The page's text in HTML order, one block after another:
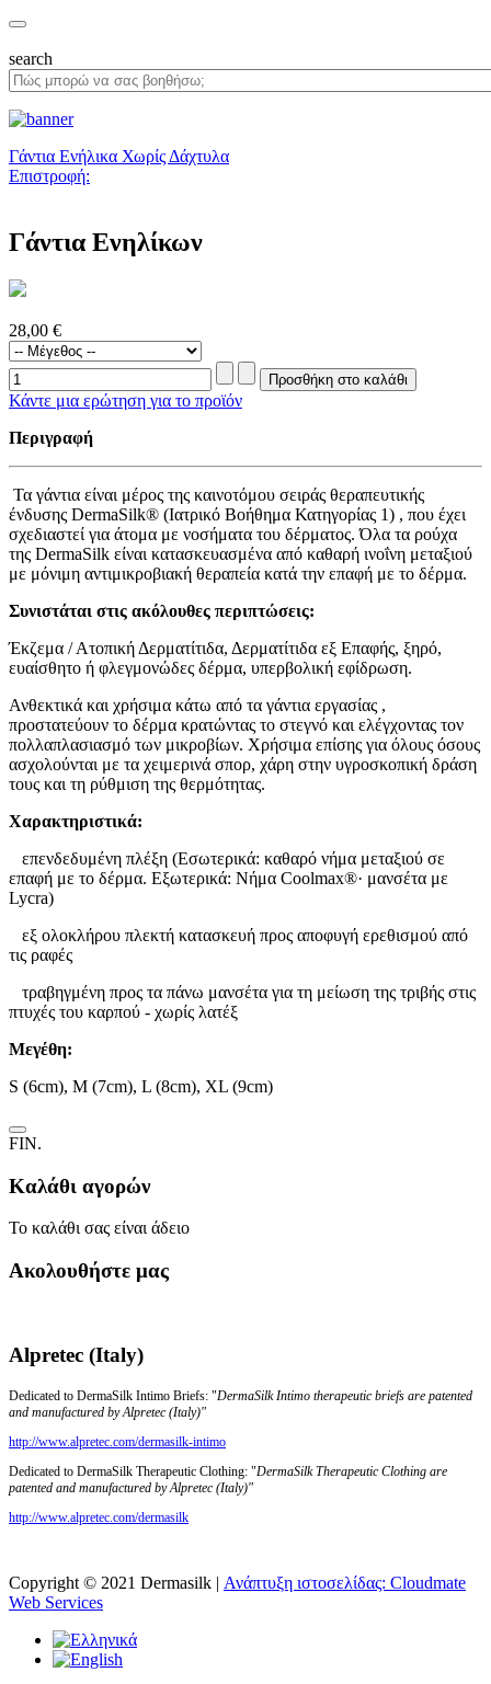
search
Γάντια Ενήλικα Χωρίς Δάχτυλα
Επιστροφή:
Γάντια Ενηλίκων
28,00 €
Κάντε μια ερώτηση για το προϊόν
Περιγραφή
Τα γάντια είναι μέρος της καινοτόμου σειράς θεραπευτικής
ένδυσης DermaSilk® (Ιατρικό Βοήθημα Κατηγορίας 1) , που έχει
σχεδιαστεί για άτομα με νοσήματα του δέρματος. Όλα τα ρούχα
της DermaSilk είναι κατασκευασμένα από καθαρή ινοΐνη μεταξιού
με μόνιμη αντιμικροβιακή θεραπεία κατά την επαφή με το δέρμα.
Συνιστάται στις ακόλουθες περιπτώσεις:
Έκζεμα / Ατοπική Δερματίτιδα, Δερματίτιδα εξ Επαφής, ξηρό,
ευαίσθητο ή φλεγμονώδες δέρμα, υπερβολική εφίδρωση.
Ανθεκτικά και χρήσιμα κάτω από τα γάντια εργασίας ,
προστατεύουν το δέρμα κρατώντας το στεγνό και ελέγχοντας τον
πολλαπλασιασμό των μικροβίων. Χρήσιμα επίσης για όλους όσους
ασχολούνται με τα χειμερινά σπορ, χάρη στην υγροσκοπική δράση
τους και τη ρύθμιση της θερμότητας.
Χαρακτηριστικά:
επενδεδυμένη πλέξη (Εσωτερικά: καθαρό νήμα μεταξιού σε
επαφή με το δέρμα. Εξωτερικά: Νήμα Coolmax®· μανσέτα με
Lycra)
εξ ολοκλήρου πλεκτή κατασκευή προς αποφυγή ερεθισμού από
τις ραφές
τραβηγμένη προς τα πάνω μανσέτα για τη μείωση της τριβής στις
πτυχές του καρπού - χωρίς λατέξ
Μεγέθη:
S (6cm), M (7cm), L (8cm), XL (9cm)
FIN.
Καλάθι αγορών
Το καλάθι σας είναι άδειο
Ακολουθήστε μας
Alpretec (Italy)
Dedicated to DermaSilk Intimo Briefs: "DermaSilk Intimo therapeutic briefs are patented
and manufactured by Alpretec (Italy)"
http://www.alpretec.com/dermasilk-intimo
Dedicated to DermaSilk Therapeutic Clothing: "DermaSilk Therapeutic Clothing are
patented and manufactured by Alpretec (Italy)"
http://www.alpretec.com/dermasilk
Copyright © 2021 Dermasilk | Ανάπτυξη ιστοσελίδας: Cloudmate
Web Services